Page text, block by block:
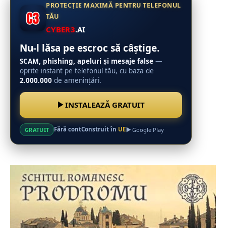
PROTECȚIE MAXIMĂ PENTRU TELEFONUL
TĂU
CYBER3.AI
Nu-l lăsa pe escroc să câștige.
SCAM, phishing, apeluri și mesaje false —
oprite instant pe telefonul tău, cu baza de
2.000.000 de amenințări.
INSTALEAZĂ GRATUIT
GRATUIT Fără contConstruit în UE Google Play